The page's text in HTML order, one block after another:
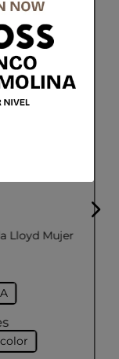
Lloyd Mujer